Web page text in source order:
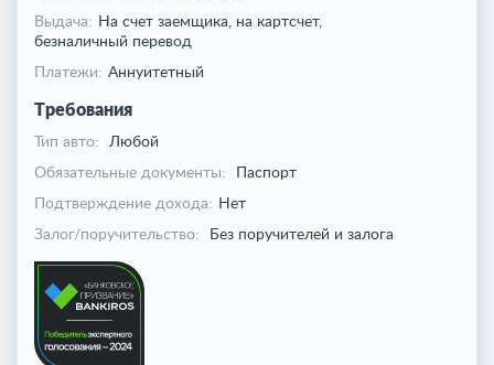
Выдача: На счет заемщика, на картсчет,
безналичный перевод
Платежи: Аннуитетный
Требования
Тип авто:
Любой
Обязательные документы:
Паспорт
Подтверждение дохода: Нет
Залог/поручительство:
Без поручителей и залога